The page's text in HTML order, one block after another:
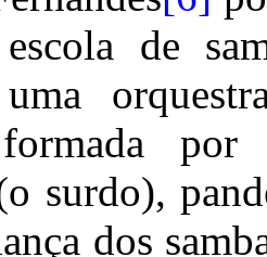
de
formada
surdo),
dos